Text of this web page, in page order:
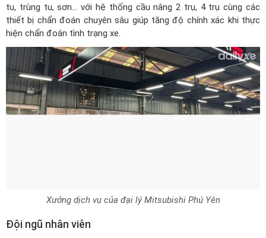
tu, trùng tu, sơn… với hệ thống cầu nâng 2 trụ, 4 trụ cùng các
thiết bị chẩn đoán chuyên sâu giúp tăng độ chính xác khi thực
hiện chẩn đoán tình trạng xe.
Xưởng dịch vụ của đại lý Mitsubishi Phú Yên
Đội ngũ nhân viên